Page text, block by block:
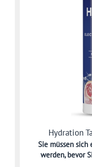
Hydration
Sie müssen sich
werden,bevor